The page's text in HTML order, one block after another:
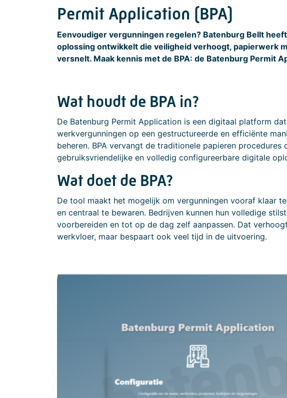
Permit Application (BPA)
Eenvoudiger vergunningen regelen? Batenburg Bellt
oplossing ontwikkelt die veiligheid verhoogt, papierwerk
versnelt. Maak kennis met de BPA: de Batenburg Permit
Wat houdt de BPA in?
De Batenburg Permit Application is een digitaal platform
werkvergunningen op een gestructureerde en efficiënte
beheren. BPA vervangt de traditionele papieren procedures
gebruiksvriendelijke en volledig configureerbare digitale
Wat doet de BPA?
De tool maakt het mogelijk om vergunningen vooraf klaar
en centraal te bewaren. Bedrijven kunnen hun volledige
voorbereiden en tot op de dag zelf aanpassen. Dat
werkvloer, maar bespaart ook veel tijd in de uitvoering.